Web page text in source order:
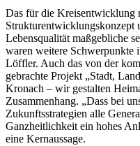
Das für die Kreisentwicklung
Strukturentwicklungskonzept
Lebensqualität maßgebliche
waren weitere Schwerpunkte
Löffler. Auch das von der
gebrachte Projekt „Stadt,
Kronach – wir gestalten
Zusammenhang. „Dass bei
Zukunftsstrategien alle
Ganzheitlichkeit ein hohes
eine Kernaussage.